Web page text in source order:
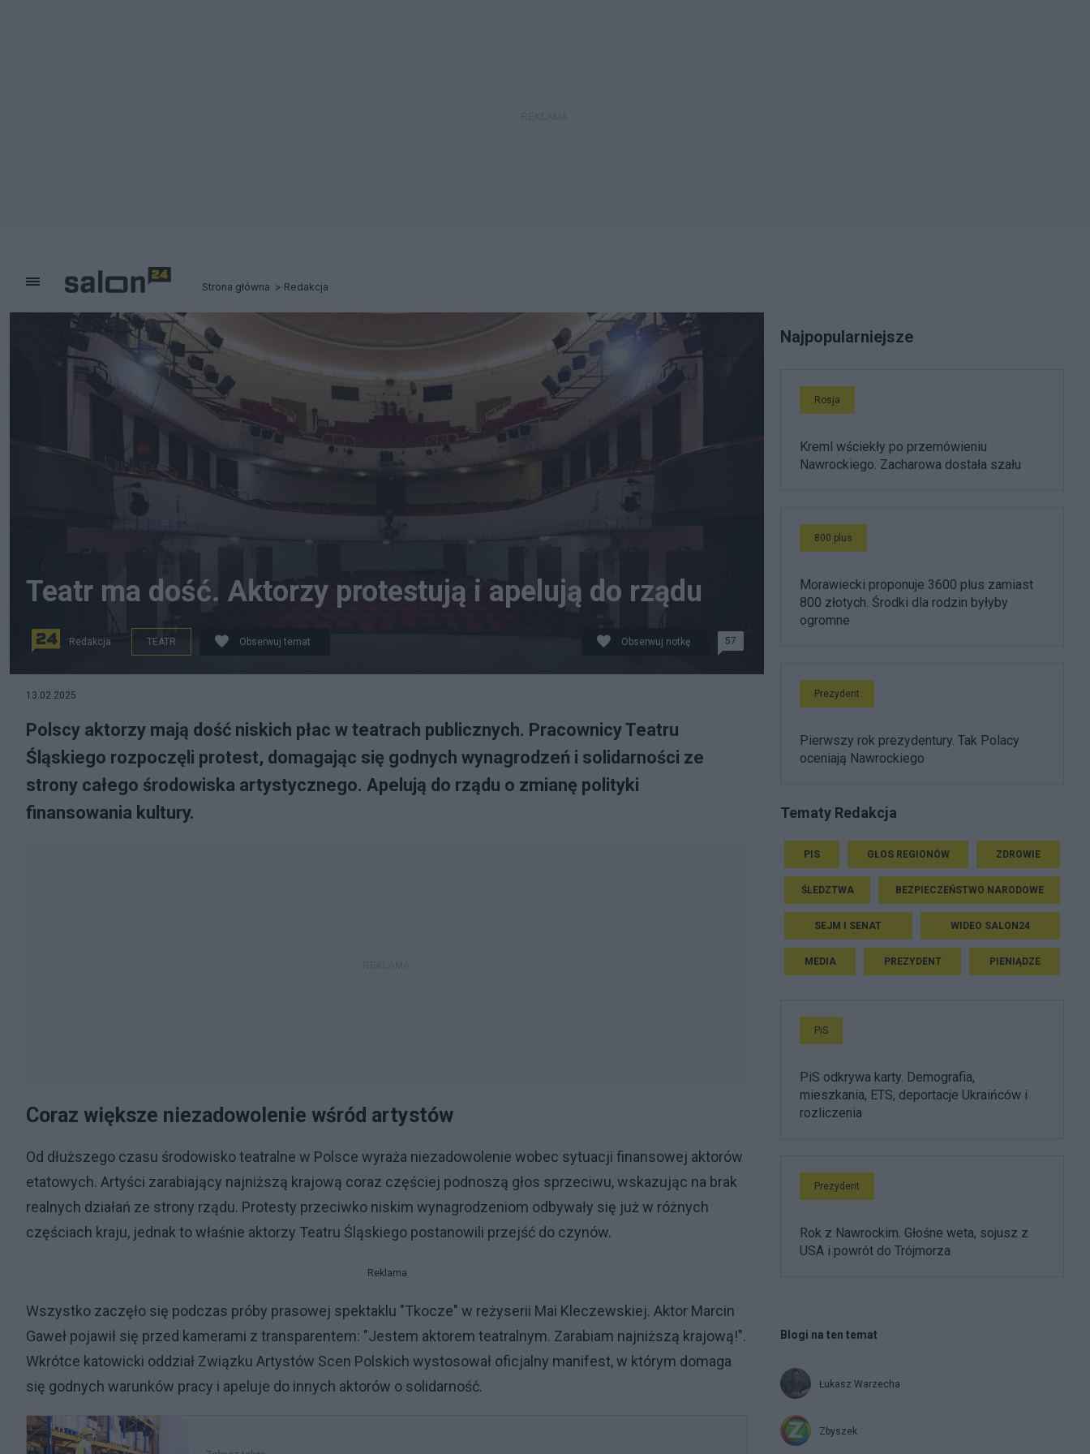
Strona główna Redakcja
Teatr ma dość. Aktorzy protestują i apelują do rządu
Redakcja TEATR Obserwuj temat Obserwuj notkę 57
13.02.2025
Polscy aktorzy mają dość niskich płac w teatrach publicznych. Pracownicy Teatru
Śląskiego rozpoczęli protest, domagając się godnych wynagrodzeń i solidarności ze
strony całego środowiska artystycznego. Apelują do rządu o zmianę polityki
finansowania kultury.
Coraz większe niezadowolenie wśród artystów
Od dłuższego czasu środowisko teatralne w Polsce wyraża niezadowolenie wobec sytuacji finansowej aktorów
etatowych. Artyści zarabiający najniższą krajową coraz częściej podnoszą głos sprzeciwu, wskazując na brak
realnych działań ze strony rządu. Protesty przeciwko niskim wynagrodzeniom odbywały się już w różnych
częściach kraju, jednak to właśnie aktorzy Teatru Śląskiego postanowili przejść do czynów.
Reklama
Wszystko zaczęło się podczas próby prasowej spektaklu "Tkocze" w reżyserii Mai Kleczewskiej. Aktor Marcin
Gaweł pojawił się przed kamerami z transparentem: "Jestem aktorem teatralnym. Zarabiam najniższą krajową!".
Wkrótce katowicki oddział Związku Artystów Scen Polskich wystosował oficjalny manifest, w którym domaga
się godnych warunków pracy i apeluje do innych aktorów o solidarność.
Najpopularniejsze
Rosja
Kreml wściekły po przemówieniu
Nawrockiego. Zacharowa dostała szału
800 plus
Morawiecki proponuje 3600 plus zamiast
800 złotych. Środki dla rodzin byłyby
ogromne
Prezydent
Pierwszy rok prezydentury. Tak Polacy
oceniają Nawrockiego
Tematy Redakcja
PIS GŁOS REGIONÓW ZDROWIE
ŚLEDZTWA BEZPIECZEŃSTWO NARODOWE
SEJM I SENAT WIDEO SALON24
MEDIA PREZYDENT PIENIĄDZE
PiS
PiS odkrywa karty. Demografia,
mieszkania, ETS, deportacje Ukraińców i
rozliczenia
Prezydent
Rok z Nawrockim. Głośne weta, sojusz z
USA i powrót do Trójmorza
Blogi na ten temat
Łukasz Warzecha
Zbyszek